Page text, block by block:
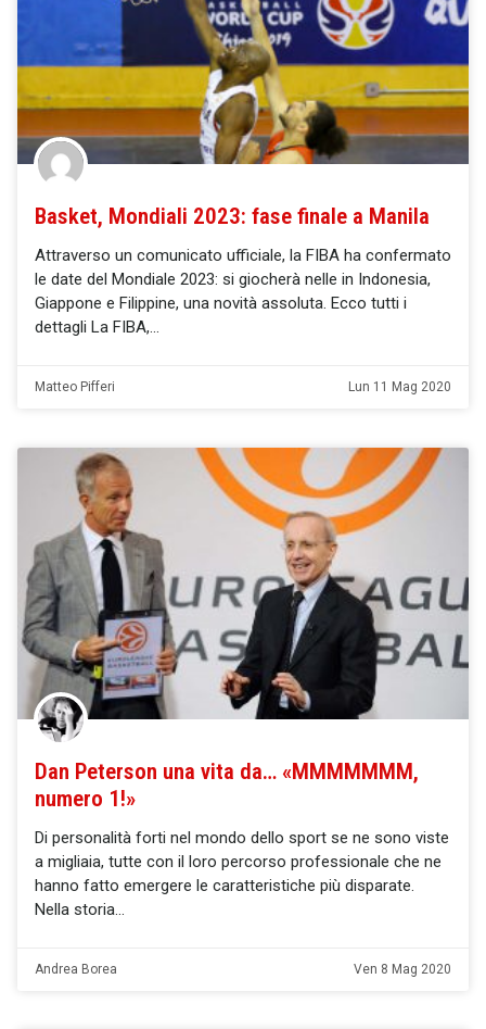
Basket, Mondiali 2023: fase finale a Manila
Attraverso un comunicato ufficiale, la FIBA ha confermato
le date del Mondiale 2023: si giocherà nelle in Indonesia,
Giappone e Filippine, una novità assoluta. Ecco tutti i
dettagli La FIBA,
Matteo Pifferi Lun 11 Mag 2020
Dan Peterson una vita da… «MMMMMMM,
numero 1!»
Di personalità forti nel mondo dello sport se ne sono viste
a migliaia, tutte con il loro percorso professionale che ne
hanno fatto emergere le caratteristiche più disparate.
Nella storia
Andrea Borea Ven 8 Mag 2020